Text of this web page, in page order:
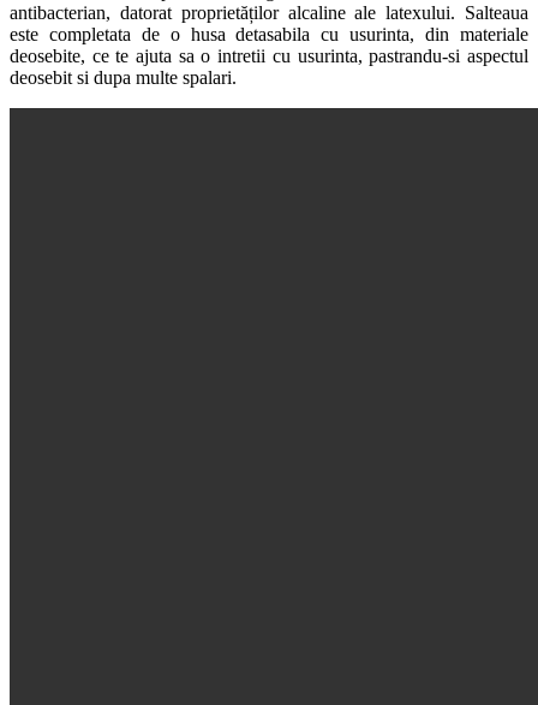
antibacterian, datorat proprietăților alcaline ale latexului. Salteaua
este completata de o husa detasabila cu usurinta, din materiale
deosebite, ce te ajuta sa o intretii cu usurinta, pastrandu-si aspectul
deosebit si dupa multe spalari.